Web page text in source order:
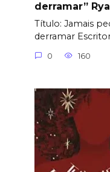
derramar”
Título: Jamais
derramar
0 160